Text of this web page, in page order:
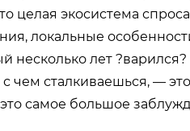
целая экосистема
локальные
несколько лет
чем сталкиваешься, —
самое большое